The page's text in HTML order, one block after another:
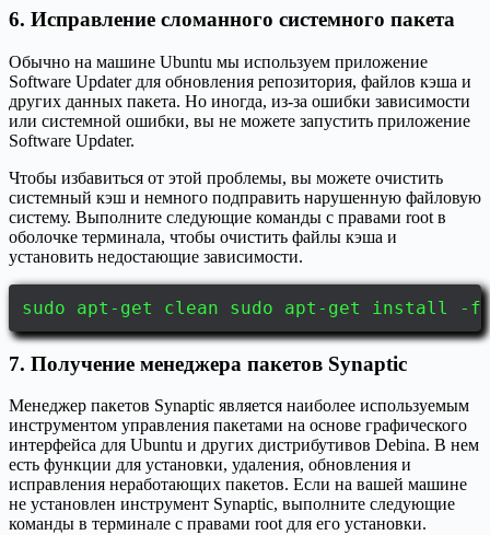
6. Исправление сломанного системного пакета
Обычно на машине Ubuntu мы используем приложение
Software Updater для обновления репозитория, файлов кэша и
других данных пакета. Но иногда, из-за ошибки зависимости
или системной ошибки, вы не можете запустить приложение
Software Updater.
Чтобы избавиться от этой проблемы, вы можете очистить
системный кэш и немного подправить нарушенную файловую
систему. Выполните следующие команды с правами root в
оболочке терминала, чтобы очистить файлы кэша и
установить недостающие зависимости.
sudo apt-get clean sudo apt-get install -f
7. Получение менеджера пакетов Synaptic
Менеджер пакетов Synaptic является наиболее используемым
инструментом управления пакетами на основе графического
интерфейса для Ubuntu и других дистрибутивов Debina. В нем
есть функции для установки, удаления, обновления и
исправления неработающих пакетов. Если на вашей машине
не установлен инструмент Synaptic, выполните следующие
команды в терминале с правами root для его установки.